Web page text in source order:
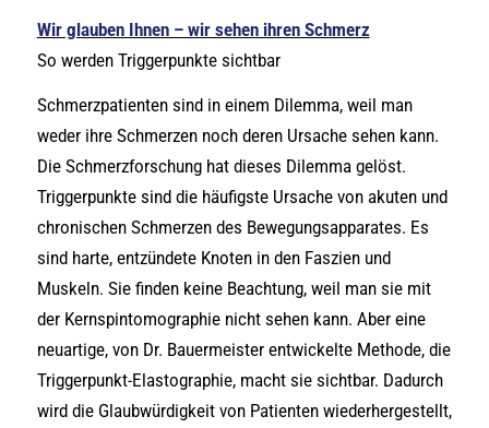
Wir glauben Ihnen – wir sehen ihren Schmerz
So werden Triggerpunkte sichtbar
Schmerzpatienten sind in einem Dilemma, weil man
weder ihre Schmerzen noch deren Ursache sehen kann.
Die Schmerzforschung hat dieses Dilemma gelöst.
Triggerpunkte sind die häufigste Ursache von akuten und
chronischen Schmerzen des Bewegungsapparates. Es
sind harte, entzündete Knoten in den Faszien und
Muskeln. Sie finden keine Beachtung, weil man sie mit
der Kernspintomographie nicht sehen kann. Aber eine
neuartige, von Dr. Bauermeister entwickelte Methode, die
Triggerpunkt-Elastographie, macht sie sichtbar. Dadurch
wird die Glaubwürdigkeit von Patienten wiederhergestellt,